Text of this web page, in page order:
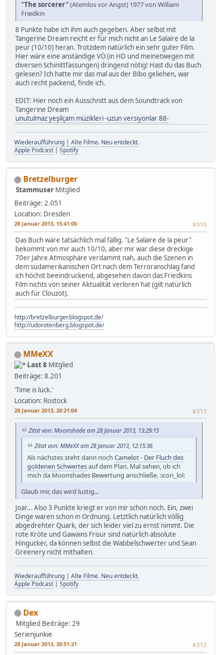
"The sorcerer"(Atemlos vor Angst) 1977 von William
Friedkin
8 Punkte habe ich ihm auch gegeben. Aber selbst mit
Tangerine Dream reicht er für mich nicht an Le Salaire de la
peur (10/10) heran. Trotzdem natürlich ein sehr guter Film.
Hier wäre eine anständige VÖ (in HD und meinetwegen mit
diversen Schinittfassungen) dringend nötig! Hast du das Buch
gelesen? Ich hatte mir das mal aus der Bibo geliehen, war
auch recht packend, finde ich.
EDIT: Hier noch ein Ausschnitt aus dem Soundtrack von
Tangerine Dream
unutulmaz yeşilçam müzikleri -uzun versiyonlar 88-
Wiederaufführung | Alte Filme. Neu entdeckt.
Apple Podcast | Spotify
Bretzelburger
Stammuser Mitglied
Beiträge: 2.051
Location: Dresden
28 Januar 2013, 15:41:00 #310
Das Buch wäre tatsächlich mal fällig. "Le Salaire de la peur"
bekommt von mir auch 10/10, aber mir war diese dreckige
70er Jahre Atmosphäre verdammt nah, auch die Szenen in
dem südamerikanischen Ort nach dem Terroranschlag fand
ich höchst beeindruckend, abgesehen davon das Friedkins
Film nichts von seiner Aktualität verloren hat (gilt natürlich
auch für Clouzot).
http://bretzelburger.blogspot.de/
http://udorotenberg.blogspot.de/
MMeXX
Last 8 Mitglied
Beiträge: 8.201
'Time is luck.'
Location: Rostock
28 Januar 2013, 20:21:04 #311
Zitat von: Moonshade am 28 Januar 2013, 13:29:15
Zitat von: MMeXX am 28 Januar 2013, 12:15:36
Als nächstes steht dann noch Camelot - Der Fluch des
goldenen Schwertesauf dem Plan. Mal sehen, ob ich
mich da Moonshades Bewertung anschließe. :icon_lol:
Glaub mir, das wird lustig...
Joar... Also 3 Punkte kriegt er von mir schon noch. Ein, zwei
Dinge waren schon in Ordnung. Letztlich natürlich völlig
abgedrehter Quark, der sich leider viel zu ernst nimmt. Die
rote Kröte und Gawains Frisur sind natürlich absolute
Hingucker, da können selbst die Wabbelschwerter und Sean
Greenery nicht mithalten.
Wiederaufführung | Alte Filme. Neu entdeckt.
Apple Podcast | Spotify
Dex
Mitglied Beiträge: 29
Serienjunkie
28 Januar 2013, 20:51:21 #312